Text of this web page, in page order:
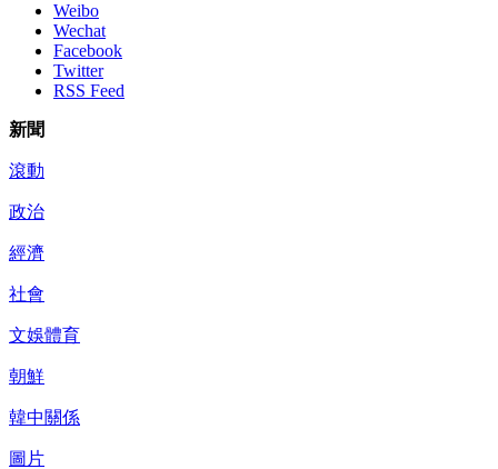
Weibo
Wechat
Facebook
Twitter
RSS Feed
新聞
滾動
政治
經濟
社會
文娛體育
朝鮮
韓中關係
圖片